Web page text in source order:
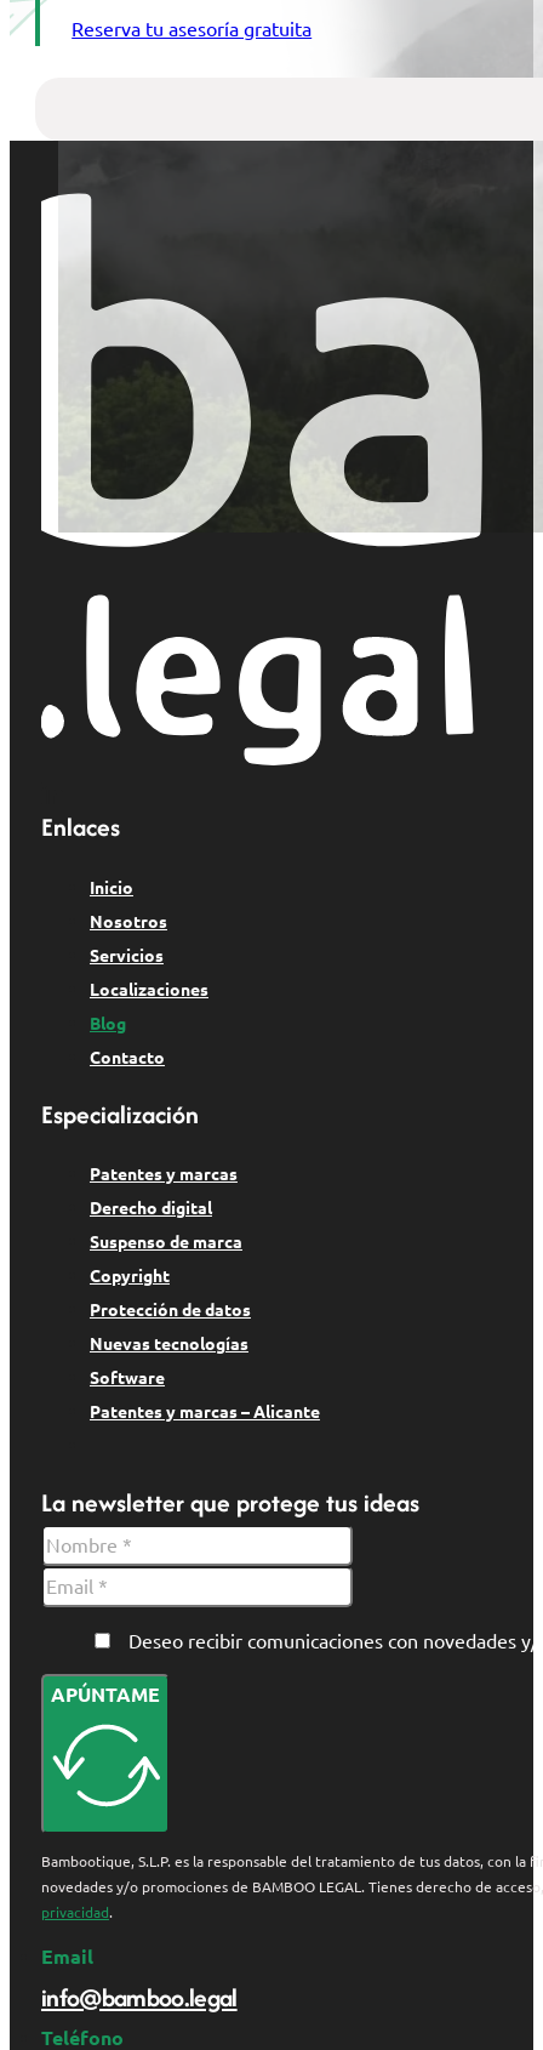
Reserva tu asesoría gratuita
Enlaces
Inicio
Nosotros
Servicios
Localizaciones
Blog
Contacto
Especialización
Patentes y marcas
Derecho digital
Suspenso de marca
Copyright
Protección de datos
Nuevas tecnologías
Software
Patentes y marcas – Alicante
La newsletter que protege tus ideas
Deseo recibir comunicaciones con novedades
APÚNTAME
Bambootique, S.L.P. es la responsable del tratamiento de tus datos, con
novedades y/o promociones de BAMBOO LEGAL. Tienes derecho de
privacidad.
Email
info@bamboo.legal
Teléfono